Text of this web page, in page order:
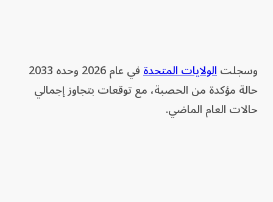
وسجلتالولايات المتحدة
في عام 2026 وحده 2033
حالة مؤكدة من الحصبة، مع توقعات بتجاوز إجمالي
حالات العام الماضي.